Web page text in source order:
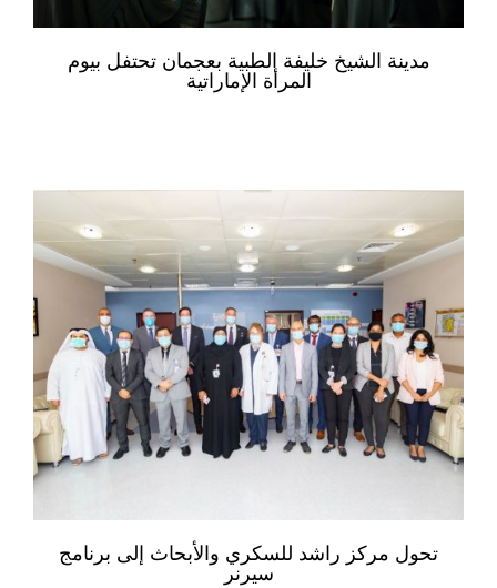
مدينة الشيخ خليفة الطبية بعجمان تحتفل بيوم
المرأة الإماراتية
تحول مركز راشد للسكري والأبحاث إلى برنامج
سيرنر